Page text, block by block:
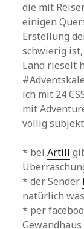
die mit
einigen
Erstellung
schwierig
Land rieselt
ich mit 24
mit
völlig
* beiArtill
* der Sender
natürlich
* per